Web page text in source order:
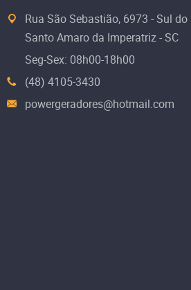
Rua São Sebastião, 6973 - Sul do
Santo Amaro da Imperatriz - SC
Seg-Sex: 08h00-18h00
(48) 4105-3430
powergeradores@hotmail.com